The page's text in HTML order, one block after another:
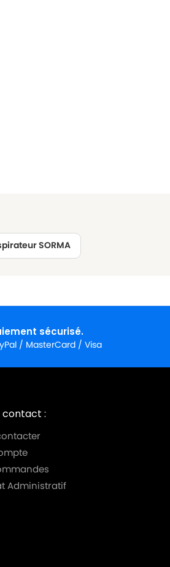
SORMA
sécurisé.
/ MasterCard / Visa
contact :
Administratif